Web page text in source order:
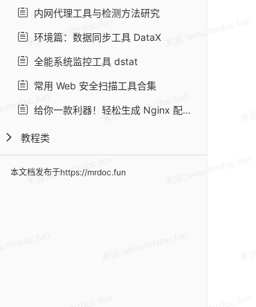
内网代理工具与检测方法研究
环境篇：数据同步工具 DataX
全能系统监控工具 dstat
常用 Web 安全扫描工具合集
给你一款利器！轻松生成 Nginx 配置文件
教程类
本文档发布于https://mrdoc.fun